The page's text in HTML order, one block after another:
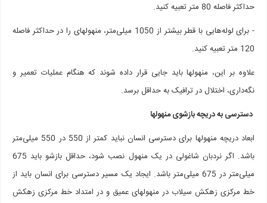
حداکثر فاصله 80 متر تعبیه کنید.
- برای لوله‌هایی با قطر بیشتر از 1050 میلی‌متر، منهول­های را در حداکثر فاصله
120 متر تعبیه کنید.
علاوه بر این، منهول­ها باید جایی قرار داده شوند که هنگام عملیات تعمیر و
نگه‌داری، اختلال در ترافیک به حداقل برسد.
دسترسی به دریچه بازشوی منهول­ها
ابعاد دریچه منهول­ها برای دسترسی انسان نباید کمتر از 550 در 550 میلی‌متر
باشد. اگر نردبان شاغولی در یک منهول نصب شود، حداقل بازشو باید 675
میلی‌متر در 675 میلی‌متر باشد. ایجاد یک مسیر دسترسی برای انسان باید از
خط مرکزی زهکش سیلاب در منهول­های عمیق و در امتداد خط مرکزی زهکش